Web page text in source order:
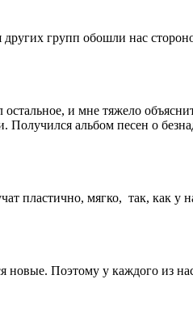
групп обошли нас
и мне тяжело
альбом песен о
пластично, мягко, так, как у
Поэтому у каждого из